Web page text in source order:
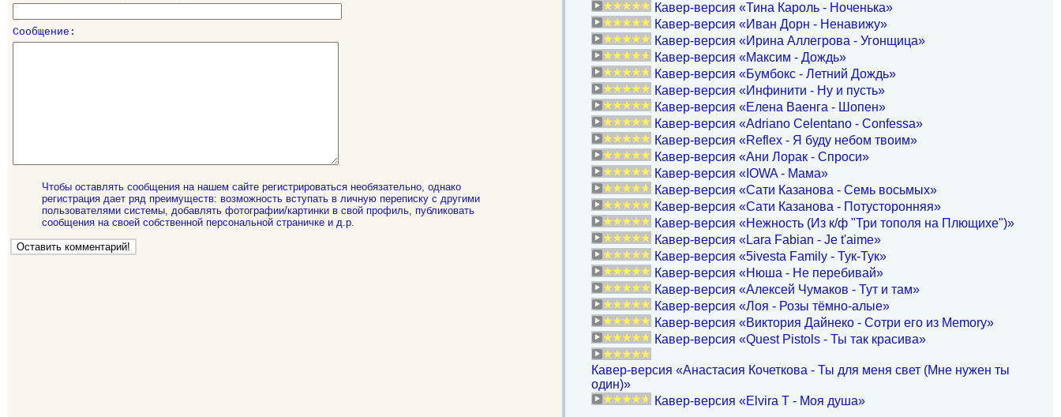
Сообщение:
Чтобы оставлять сообщения на нашем сайте регистрироваться необязательно, однако
регистрация дает ряд преимуществ: возможность вступать в личную переписку с другими
пользователями системы, добавлять фотографии/картинки в свой профиль, публиковать
сообщения на своей собственной персональной страничке и д.р.
Кавер-версия «Тина Кароль - Ноченька»
Кавер-версия «Иван Дорн - Ненавижу»
Кавер-версия «Ирина Аллегрова - Угонщица»
Кавер-версия «Максим - Дождь»
Кавер-версия «Бумбокс - Летний Дождь»
Кавер-версия «Инфинити - Ну и пусть»
Кавер-версия «Елена Ваенга - Шопен»
Кавер-версия «Adriano Celentano - Confessa»
Кавер-версия «Reflex - Я буду небом твоим»
Кавер-версия «Ани Лорак - Спроси»
Кавер-версия «IOWA - Мама»
Кавер-версия «Сати Казанова - Семь восьмых»
Кавер-версия «Сати Казанова - Потусторонняя»
Кавер-версия «Нежность (Из к/ф "Три тополя на Плющихе")»
Кавер-версия «Lara Fabian - Je t'aime»
Кавер-версия «5ivesta Family - Тук-Тук»
Кавер-версия «Нюша - Не перебивай»
Кавер-версия «Алексей Чумаков - Тут и там»
Кавер-версия «Лоя - Розы тёмно-алые»
Кавер-версия «Виктория Дайнеко - Сотри его из Memory»
Кавер-версия «Quest Pistols - Ты так красива»
Кавер-версия «Анастасия Кочеткова - Ты для меня свет (Мне нужен ты
один)»
Кавер-версия «Elvira T - Моя душа»